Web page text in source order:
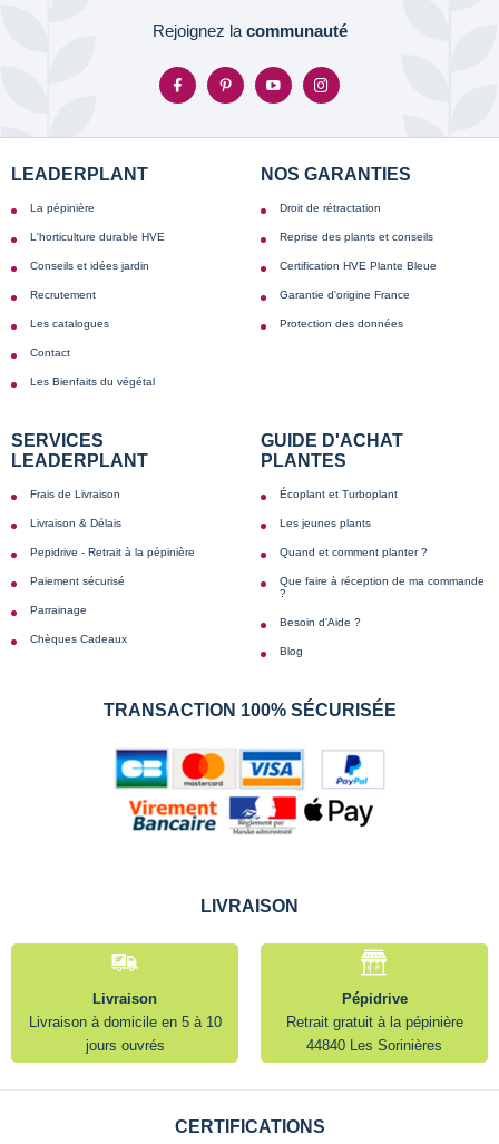
Rejoignez la communauté
LEADERPLANT
La pépinière
L'horticulture durable HVE
Conseils et idées jardin
Recrutement
Les catalogues
Contact
Les Bienfaits du végétal
NOS GARANTIES
Droit de rétractation
Reprise des plants et conseils
Certification HVE Plante Bleue
Garantie d'origine France
Protection des données
SERVICES
LEADERPLANT
Frais de Livraison
Livraison & Délais
Pepidrive - Retrait à la pépinière
Paiement sécurisé
Parrainage
Chèques Cadeaux
GUIDE D'ACHAT
PLANTES
Écoplant et Turboplant
Les jeunes plants
Quand et comment planter ?
Que faire à réception de ma commande
?
Besoin d'Aide ?
Blog
TRANSACTION 100% SÉCURISÉE
LIVRAISON
Livraison
Livraison à domicile en 5 à 10
jours ouvrés
Pépidrive
Retrait gratuit à la pépinière
44840 Les Sorinières
CERTIFICATIONS